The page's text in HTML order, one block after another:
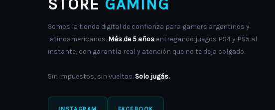
STORE GAMING
Somos la tienda digital de confianza para gamers argentinos y
latinoamericanos. Más de 5 años entregando juegos PS4 y PS5 al
instante, con garantía real y atención que no te deja colgado.
Sin impuestos, sin vueltas. Solo jugás.